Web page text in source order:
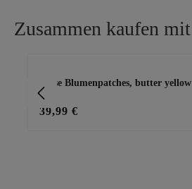
Zusammen kaufen mit
Bluse Blumenpatches, butter yellow
39,99 €